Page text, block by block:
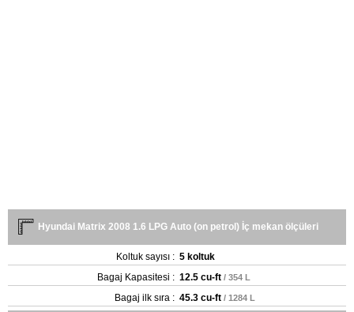
Hyundai Matrix 2008 1.6 LPG Auto (on petrol) İç mekan ölçüleri
Koltuk sayısı : 5 koltuk
Bagaj Kapasitesi : 12.5 cu-ft / 354 L
Bagaj ilk sıra : 45.3 cu-ft / 1284 L